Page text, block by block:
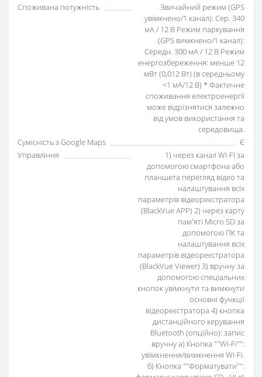
Споживана потужність
Звичайний режим (GPS
увімкнено/1 канал): Сер. 340
мА / 12 В Режим паркування
(GPS вимкнено/1 канал):
Середн. 300 мА / 12 В Режим
енергозбереження: менше 12
мВт (0,012 Вт) (в середньому
<1 мА/12 В) * Фактичне
споживання електроенергії
може відрізнятися залежно
від умов використання та
середовища.
Сумісність з Google Maps
Є
Управління
1) через канал WI-FI за
допомогою смартфона або
планшета перегляд відео та
налаштування всіх
параметрів відеореєстратора
(BlackVue APP) 2) через карту
пам'яті Micro SD за
допомогою ПК та
налаштування всіх
параметрів відеореєстратора
(BlackVue Viewer) 3) вручну за
допомогою спеціальних
кнопок увімкнути та вимкнути
основні функції
відеореєстратора 4) кнопка
дистанційного керування
Bluetooth (опційно): запис
вручну а) Кнопка ""Wi-Fi"":
увімкнення/вимкнення Wi-Fi.
б) Кнопка ""Форматувати"":